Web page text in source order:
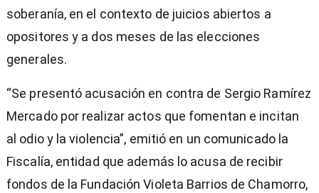
soberanía, en el contexto de juicios abiertos a
opositores y a dos meses de las elecciones
generales.
“Se presentó acusación en contra de Sergio Ramírez
Mercado por realizar actos que fomentan e incitan
al odio y la violencia”, emitió en un comunicado la
Fiscalía, entidad que además lo acusa de recibir
fondos de la Fundación Violeta Barrios de Chamorro,